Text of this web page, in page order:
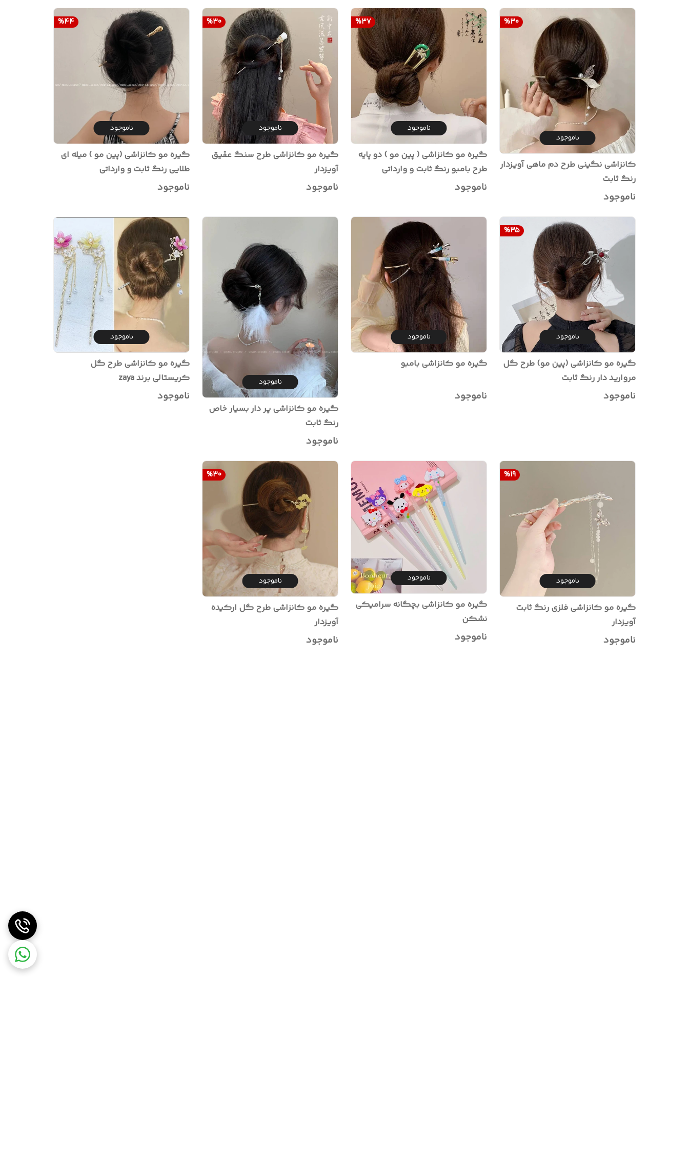
%30
ناموجود
کانزاشی نگینی طرح دم ماهی آویزدار
رنگ ثابت
ناموجود
%37
ناموجود
گیره مو کانزاشی ( پین مو ) دو پایه
طرح بامبو رنگ ثابت و وارداتی
ناموجود
%30
ناموجود
گیره مو کانزاشی طرح سنگ عقیق
آویزدار
ناموجود
%44
ناموجود
گیره مو کانزاشی (پین مو ) میله ای
طلایی رنگ ثابت و وارداتی
ناموجود
%35
ناموجود
گیره مو کانزاشی (پین مو) طرح گل
مروارید دار رنگ ثابت
ناموجود
ناموجود
گیره مو کانزاشی بامبو
ناموجود
ناموجود
گیره مو کانزاشی پر دار بسیار خاص
رنگ ثابت
ناموجود
ناموجود
گیره مو کانزاشی طرح گل
کریستالی برند zaya
ناموجود
%19
ناموجود
گیره مو کانزاشی فلزی رنگ ثابت
آویزدار
ناموجود
ناموجود
گیره مو کانزاشی بچگانه سرامیکی
نشکن
ناموجود
%30
ناموجود
گیره مو کانزاشی طرح گل ارکیده
آویزدار
ناموجود